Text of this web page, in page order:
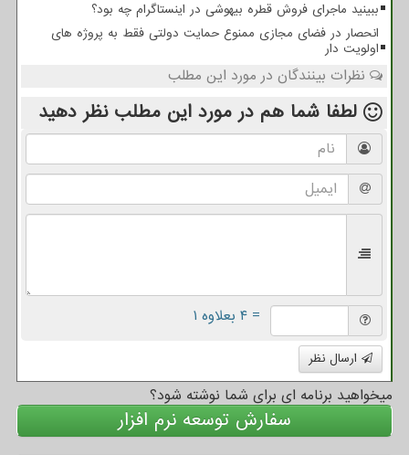
ببینید ماجرای فروش قطره بیهوشی در اینستاگرام چه بود؟
انحصار در فضای مجازی ممنوع حمایت دولتی فقط به پروژه های
اولویت دار
نظرات بینندگان در مورد این مطلب
لطفا شما هم در مورد این مطلب نظر دهید
= ۴ بعلاوه ۱
ارسال نظر
میخواهید برنامه ای برای شما نوشته شود؟
سفارش توسعه نرم افزار